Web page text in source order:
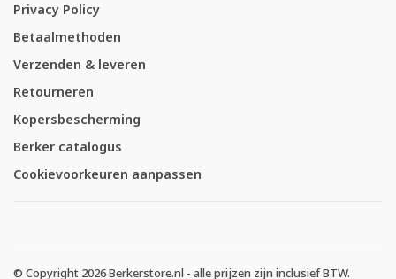
Privacy Policy
Betaalmethoden
Verzenden & leveren
Retourneren
Kopersbescherming
Berker catalogus
Cookievoorkeuren aanpassen
© Copyright 2026 Berkerstore.nl - alle prijzen zijn inclusief BTW.